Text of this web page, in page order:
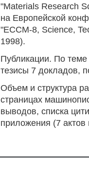
"Materials Research
на Европейской
"ЕССМ-8, Science,
1998).
Публикации. По теме
тезисы 7 докладов,
Объем и структура
страницах
выводов, списка
приложения (7 актов